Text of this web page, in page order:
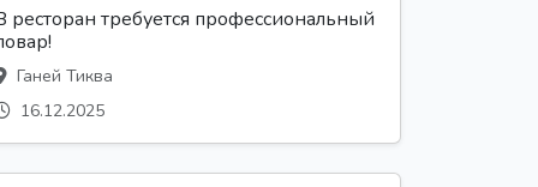
ресторан требуется профессиональный
Ганей Тиква
16.12.2025